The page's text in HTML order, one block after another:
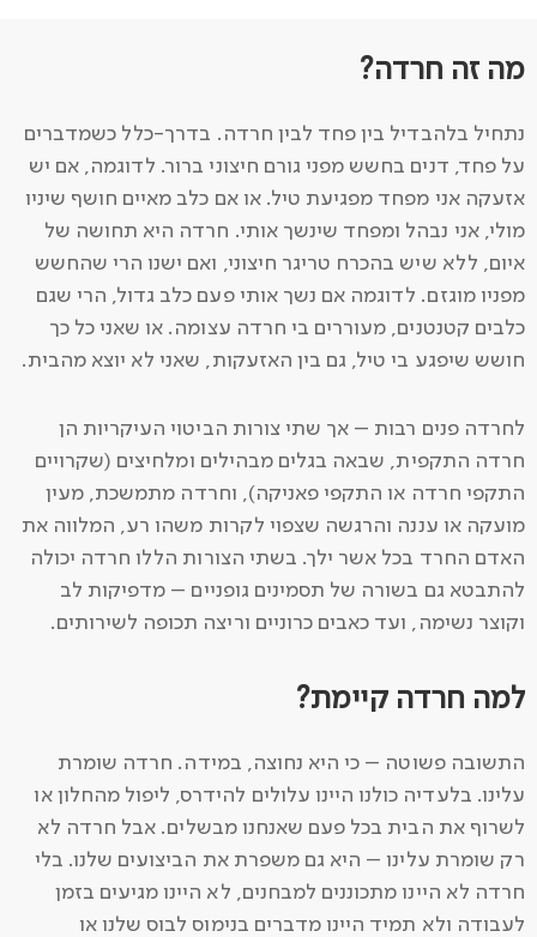
מה זה חרדה?
נתחיל בלהבדיל בין פחד לבין חרדה. בדרך-כלל כשמדברים
על פחד, דנים בחשש מפני גורם חיצוני ברור. לדוגמה, אם יש
אזעקה אני מפחד מפגיעת טיל. או אם כלב מאיים חושף שיניו
מולי, אני נבהל ומפחד שינשך אותי. חרדה היא תחושה של
איום, ללא שיש בהכרח טריגר חיצוני, ואם ישנו הרי שהחשש
מפניו מוגזם. לדוגמה אם נשך אותי פעם כלב גדול, הרי שגם
כלבים קטנטנים, מעוררים בי חרדה עצומה. או שאני כל כך
חושש שיפגע בי טיל, גם בין האזעקות, שאני לא יוצא מהבית.
לחרדה פנים רבות – אך שתי צורות הביטוי העיקריות הן
חרדה התקפית, שבאה בגלים מבהילים ומלחיצים (שקרויים
התקפי חרדה או התקפי פאניקה), וחרדה מתמשכת, מעין
מועקה או עננה והרגשה שצפוי לקרות משהו רע, המלווה את
האדם החרד בכל אשר ילך. בשתי הצורות הללו חרדה יכולה
להתבטא גם בשורה של תסמינים גופניים – מדפיקות לב
וקוצר נשימה, ועד כאבים כרוניים וריצה תכופה לשירותים.
למה חרדה קיימת?
התשובה פשוטה – כי היא נחוצה, במידה. חרדה שומרת
עלינו. בלעדיה כולנו היינו עלולים להידרס, ליפול מהחלון או
לשרוף את הבית בכל פעם שאנחנו מבשלים. אבל חרדה לא
רק שומרת עלינו – היא גם משפרת את הביצועים שלנו. בלי
חרדה לא היינו מתכוננים למבחנים, לא היינו מגיעים בזמן
לעבודה ולא תמיד היינו מדברים בנימוס לבוס שלנו או